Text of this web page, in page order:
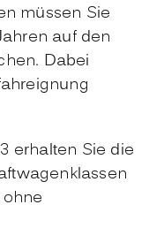
müssen Sie
auf den
Dabei
erhalten Sie die